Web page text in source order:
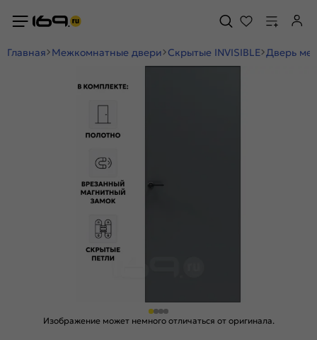
Главная Межкомнатные двери Скрытые INVISIBLE Дверь
Изображение может немного отличаться от оригинала.